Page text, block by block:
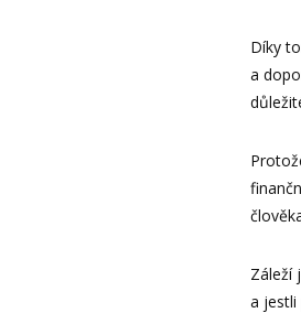
Díky
a
Záleží
a jestli